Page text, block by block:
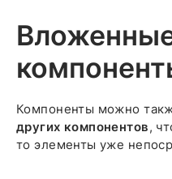
Компоненты можно
других компонентов,
то элементы уже